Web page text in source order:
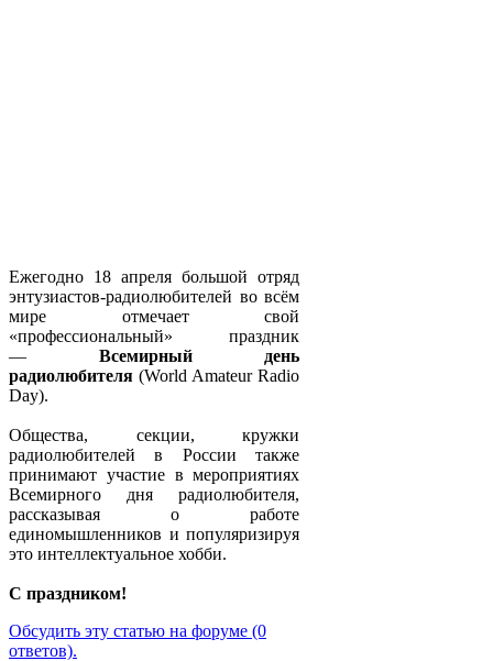
Ежегодно 18 апреля большой отряд
энтузиастов-радиолюбителей во всём
мире отмечает свой
«профессиональный» праздник
— Всемирный день
радиолюбителя (World Amateur Radio
Day).
Общества, секции, кружки
радиолюбителей в России также
принимают участие в мероприятиях
Всемирного дня радиолюбителя,
рассказывая о работе
единомышленников и популяризируя
это интеллектуальное хобби.
С праздником!
Обсудить эту статью на форуме (0
ответов).